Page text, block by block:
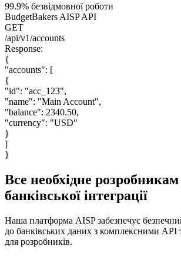
99.9% безвідмовної роботи
BudgetBakers AISP API
GET
/api/v1/accounts
Response:
{
"accounts": [
{
"id": "acc_123",
"name": "Main Account",
"balance": 2340.50,
"currency": "USD"
}
]
}
Все необхідне
банківської інтеграції
Наша платформа AISP забезпечує
до банківських даних з комплексними API
для розробників.